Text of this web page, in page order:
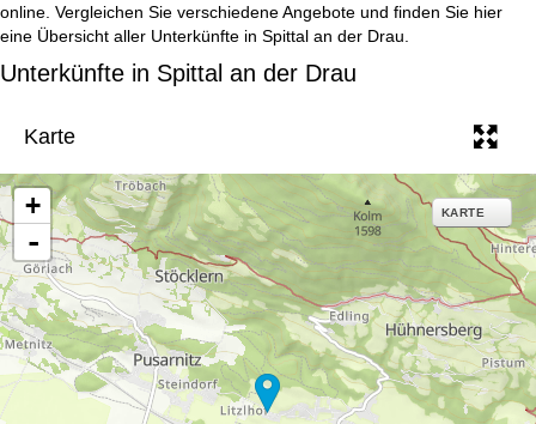
t
e
online. Vergleichen Sie verschiedene Angebote und finden Sie hier
eine Übersicht aller Unterkünfte in Spittal an der Drau.
Unterkünfte in Spittal an der Drau
Karte
+
-
KARTE